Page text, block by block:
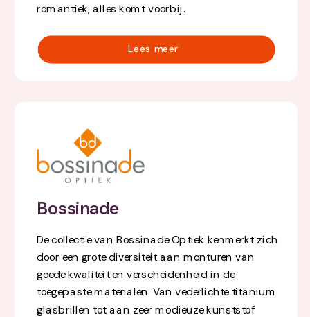
Bossinade
De collectie van Bossinade Optiek kenmerkt zich
door een grote diversiteit aan monturen van
goede kwaliteit en verscheidenheid in de
toegepaste materialen. Van vederlichte titanium
glasbrillen tot aan zeer modieuze kunststof
romantiek, alles komt voorbij.
Lees meer